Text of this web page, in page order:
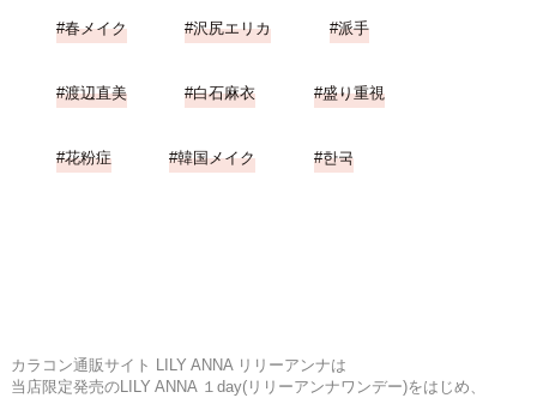
春メイク 沢尻エリカ 派手
渡辺直美 白石麻衣 盛り重視
花粉症 韓国メイク 한국
カラコン通販サイト LILY ANNA リリーアンナは
当店限定発売のLILY ANNA １day(リリーアンナワンデー)をはじめ、